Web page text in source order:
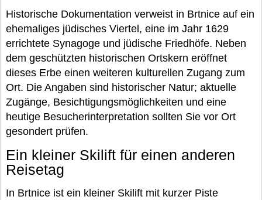
Historische Dokumentation verweist in Brtnice auf ein
ehemaliges jüdisches Viertel, eine im Jahr 1629
errichtete Synagoge und jüdische Friedhöfe. Neben
dem geschützten historischen Ortskern eröffnet
dieses Erbe einen weiteren kulturellen Zugang zum
Ort. Die Angaben sind historischer Natur; aktuelle
Zugänge, Besichtigungsmöglichkeiten und eine
heutige Besucherinterpretation sollten Sie vor Ort
gesondert prüfen.
Ein kleiner Skilift für einen anderen
Reisetag
In Brtnice ist ein kleiner Skilift mit kurzer Piste